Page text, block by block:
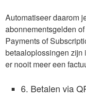
Automatiseer daarom
abonnementsgelden
Payments of
betaaloplossingen
er nooit meer een
6. Betalen via